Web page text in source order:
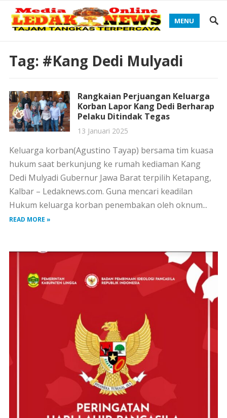
MENU
Tag: #Kang Dedi Mulyadi
Rangkaian Perjuangan Keluarga
Korban Lapor Kang Dedi Berharap
Pelaku Ditindak Tegas
13 Januari 2025
Keluarga korban(Agustino Tayap) bersama tim kuasa
hukum saat berkunjung ke rumah kediaman Kang
Dedi Mulyadi Gubernur Jawa Barat terpilih Ketapang,
Kalbar – Ledaknews.com. Guna mencari keadilan
Hukum keluarga korban penembakan oleh oknum...
READ MORE »